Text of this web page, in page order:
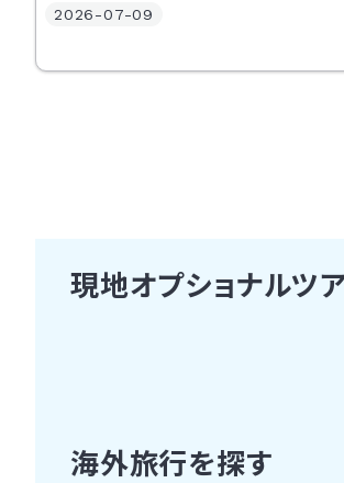
2026-07-09
現地オプショナルツ
海外旅行を探す